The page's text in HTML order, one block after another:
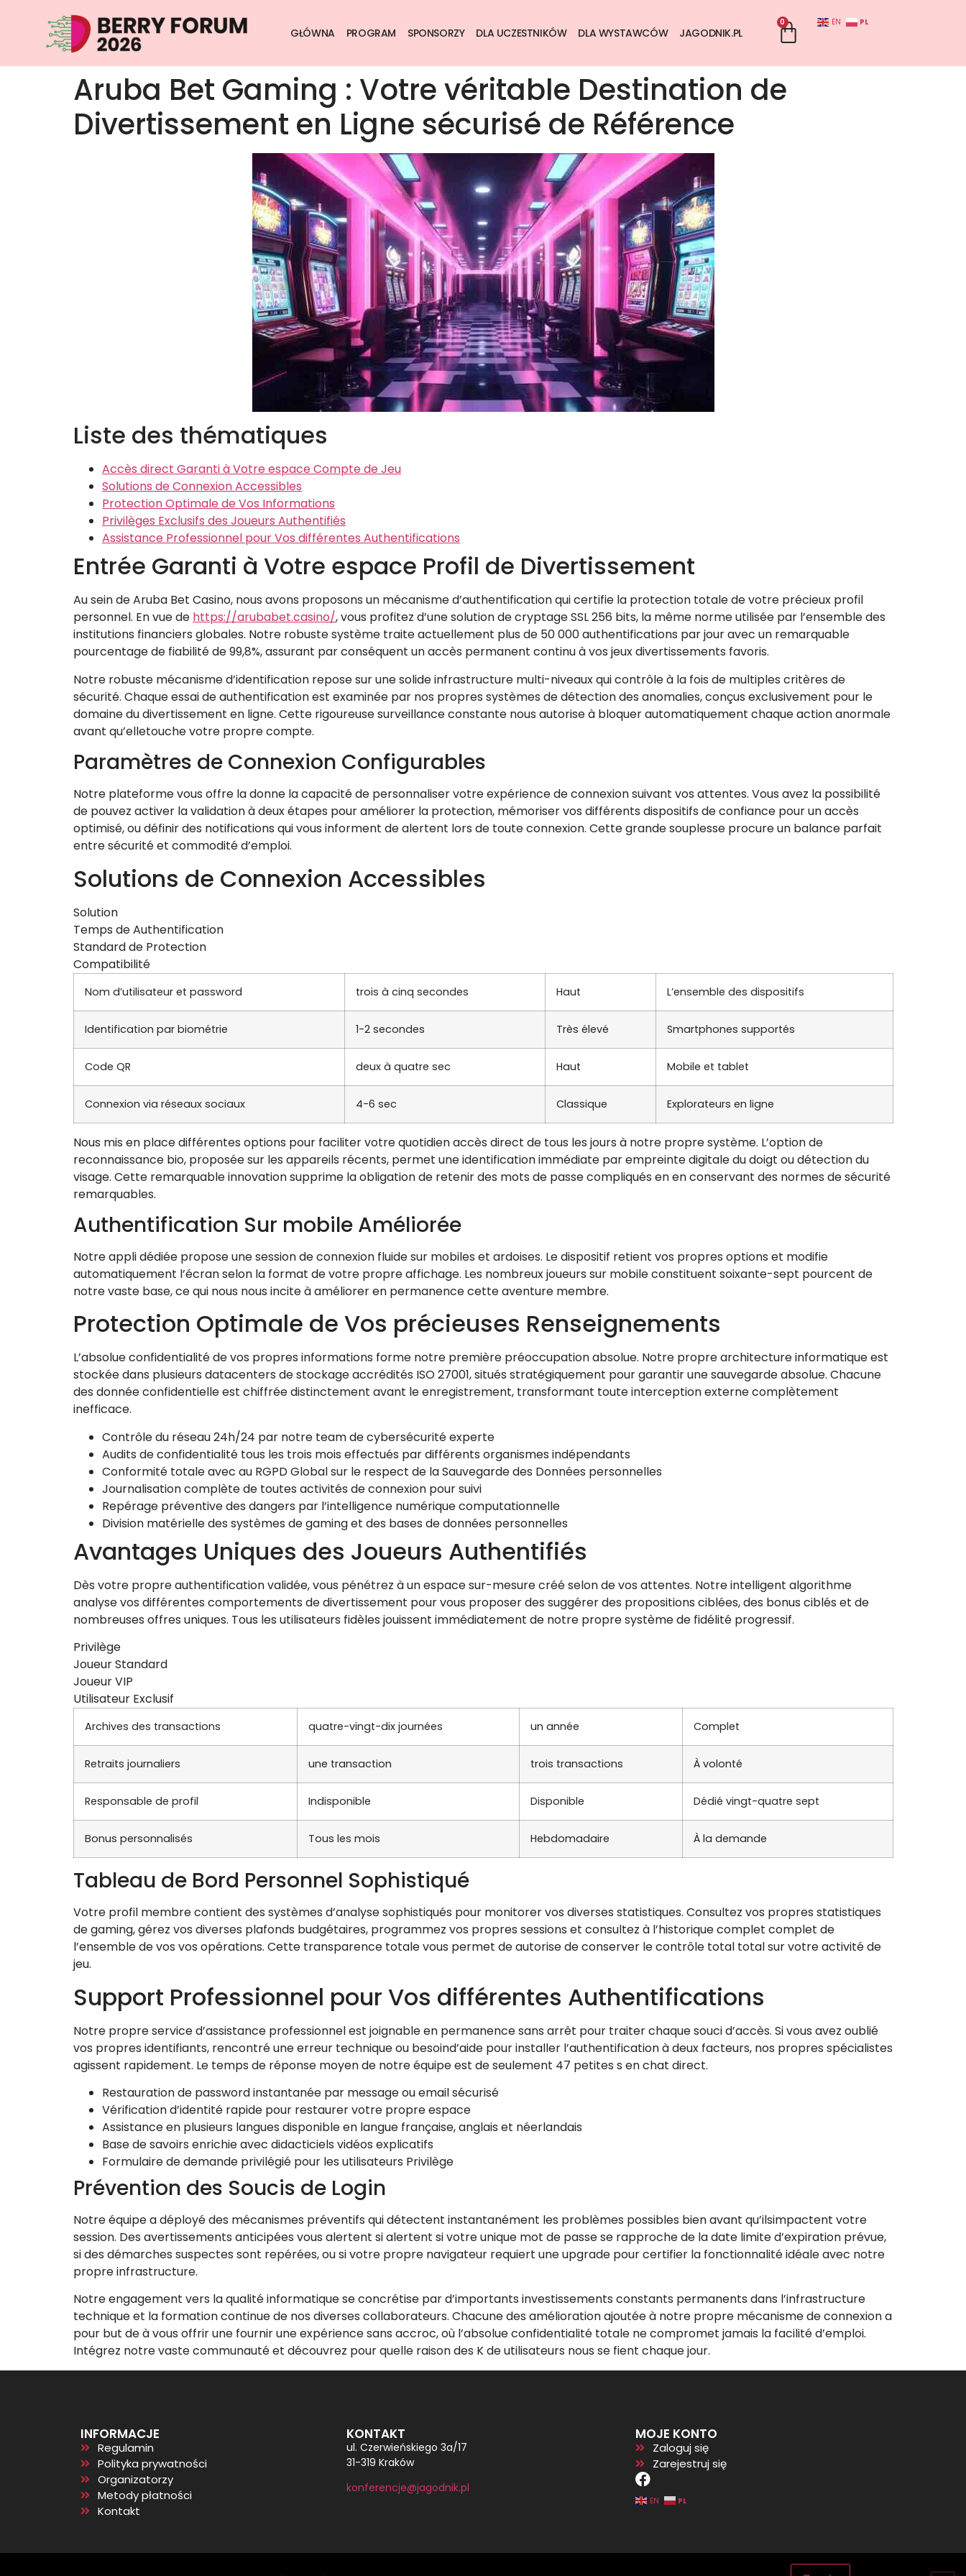
GŁÓWNA PROGRAM SPONSORZY DLA UCZESTNIKÓW DLA WYSTAWCÓW JAGODNIK.PL
0 EN PL
Aruba Bet Gaming : Votre véritable Destination de
Divertissement en Ligne sécurisé de Référence
Liste des thématiques
Accès direct Garanti à Votre espace Compte de Jeu
Solutions de Connexion Accessibles
Protection Optimale de Vos Informations
Privilèges Exclusifs des Joueurs Authentifiés
Assistance Professionnel pour Vos différentes Authentifications
Entrée Garanti à Votre espace Profil de Divertissement
Au sein de Aruba Bet Casino, nous avons proposons un mécanisme d’authentification qui certifie la protection totale de votre précieux profil
personnel. En vue de https://arubabet.casino/, vous profitez d’une solution de cryptage SSL 256 bits, la même norme utilisée par l’ensemble des
institutions financiers globales. Notre robuste système traite actuellement plus de 50 000 authentifications par jour avec un remarquable
pourcentage de fiabilité de 99,8%, assurant par conséquent un accès permanent continu à vos jeux divertissements favoris.
Notre robuste mécanisme d’identification repose sur une solide infrastructure multi-niveaux qui contrôle à la fois de multiples critères de
sécurité. Chaque essai de authentification est examinée par nos propres systèmes de détection des anomalies, conçus exclusivement pour le
domaine du divertissement en ligne. Cette rigoureuse surveillance constante nous autorise à bloquer automatiquement chaque action anormale
avant qu’elletouche votre propre compte.
Paramètres de Connexion Configurables
Notre plateforme vous offre la donne la capacité de personnaliser votre expérience de connexion suivant vos attentes. Vous avez la possibilité
de pouvez activer la validation à deux étapes pour améliorer la protection, mémoriser vos différents dispositifs de confiance pour un accès
optimisé, ou définir des notifications qui vous informent de alertent lors de toute connexion. Cette grande souplesse procure un balance parfait
entre sécurité et commodité d’emploi.
Solutions de Connexion Accessibles
Solution
Temps de Authentification
Standard de Protection
Compatibilité
Nom d’utilisateur et password trois à cinq secondes Haut L’ensemble des dispositifs
Identification par biométrie 1-2 secondes Très élevé Smartphones supportés
Code QR deux à quatre sec Haut Mobile et tablet
Connexion via réseaux sociaux 4-6 sec Classique Explorateurs en ligne
Nous mis en place différentes options pour faciliter votre quotidien accès direct de tous les jours à notre propre système. L’option de
reconnaissance bio, proposée sur les appareils récents, permet une identification immédiate par empreinte digitale du doigt ou détection du
visage. Cette remarquable innovation supprime la obligation de retenir des mots de passe compliqués en en conservant des normes de sécurité
remarquables.
Authentification Sur mobile Améliorée
Notre appli dédiée propose une session de connexion fluide sur mobiles et ardoises. Le dispositif retient vos propres options et modifie
automatiquement l’écran selon la format de votre propre affichage. Les nombreux joueurs sur mobile constituent soixante-sept pourcent de
notre vaste base, ce qui nous nous incite à améliorer en permanence cette aventure membre.
Protection Optimale de Vos précieuses Renseignements
L’absolue confidentialité de vos propres informations forme notre première préoccupation absolue. Notre propre architecture informatique est
stockée dans plusieurs datacenters de stockage accrédités ISO 27001, situés stratégiquement pour garantir une sauvegarde absolue. Chacune
des donnée confidentielle est chiffrée distinctement avant le enregistrement, transformant toute interception externe complètement
inefficace.
Contrôle du réseau 24h/24 par notre team de cybersécurité experte
Audits de confidentialité tous les trois mois effectués par différents organismes indépendants
Conformité totale avec au RGPD Global sur le respect de la Sauvegarde des Données personnelles
Journalisation complète de toutes activités de connexion pour suivi
Repérage préventive des dangers par l’intelligence numérique computationnelle
Division matérielle des systèmes de gaming et des bases de données personnelles
Avantages Uniques des Joueurs Authentifiés
Dès votre propre authentification validée, vous pénétrez à un espace sur-mesure créé selon de vos attentes. Notre intelligent algorithme
analyse vos différentes comportements de divertissement pour vous proposer des suggérer des propositions ciblées, des bonus ciblés et de
nombreuses offres uniques. Tous les utilisateurs fidèles jouissent immédiatement de notre propre système de fidélité progressif.
Privilège
Joueur Standard
Joueur VIP
Utilisateur Exclusif
Archives des transactions quatre-vingt-dix journées un année Complet
Retraits journaliers une transaction trois transactions À volonté
Responsable de profil Indisponible Disponible Dédié vingt-quatre sept
Bonus personnalisés Tous les mois Hebdomadaire À la demande
Tableau de Bord Personnel Sophistiqué
Votre profil membre contient des systèmes d’analyse sophistiqués pour monitorer vos diverses statistiques. Consultez vos propres statistiques
de gaming, gérez vos diverses plafonds budgétaires, programmez vos propres sessions et consultez à l’historique complet complet de
l’ensemble de vos vos opérations. Cette transparence totale vous permet de autorise de conserver le contrôle total total sur votre activité de
jeu.
Support Professionnel pour Vos différentes Authentifications
Notre propre service d’assistance professionnel est joignable en permanence sans arrêt pour traiter chaque souci d’accès. Si vous avez oublié
vos propres identifiants, rencontré une erreur technique ou besoind’aide pour installer l’authentification à deux facteurs, nos propres spécialistes
agissent rapidement. Le temps de réponse moyen de notre équipe est de seulement 47 petites s en chat direct.
Restauration de password instantanée par message ou email sécurisé
Vérification d’identité rapide pour restaurer votre propre espace
Assistance en plusieurs langues disponible en langue française, anglais et néerlandais
Base de savoirs enrichie avec didacticiels vidéos explicatifs
Formulaire de demande privilégié pour les utilisateurs Privilège
Prévention des Soucis de Login
Notre équipe a déployé des mécanismes préventifs qui détectent instantanément les problèmes possibles bien avant qu’ilsimpactent votre
session. Des avertissements anticipées vous alertent si alertent si votre unique mot de passe se rapproche de la date limite d’expiration prévue,
si des démarches suspectes sont repérées, ou si votre propre navigateur requiert une upgrade pour certifier la fonctionnalité idéale avec notre
propre infrastructure.
Notre engagement vers la qualité informatique se concrétise par d’importants investissements constants permanents dans l’infrastructure
technique et la formation continue de nos diverses collaborateurs. Chacune des amélioration ajoutée à notre propre mécanisme de connexion a
pour but de à vous offrir une fournir une expérience sans accroc, où l’absolue confidentialité totale ne compromet jamais la facilité d’emploi.
Intégrez notre vaste communauté et découvrez pour quelle raison des K de utilisateurs nous se fient chaque jour.
INFORMACJE
Regulamin
Polityka prywatności
Organizatorzy
Metody płatności
Kontakt
KONTAKT
ul. Czerwieńskiego 3a/17
31-319 Kraków
konferencje@jagodnik.pl
MOJE KONTO
Zaloguj się
Zarejestruj się
EN PL